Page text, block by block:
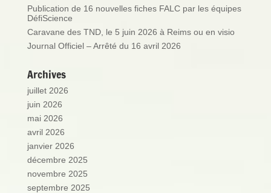
Publication de 16 nouvelles fiches FALC par les équipes
DéfiScience
Caravane des TND, le 5 juin 2026 à Reims ou en visio
Journal Officiel – Arrêté du 16 avril 2026
Archives
juillet 2026
juin 2026
mai 2026
avril 2026
janvier 2026
décembre 2025
novembre 2025
septembre 2025